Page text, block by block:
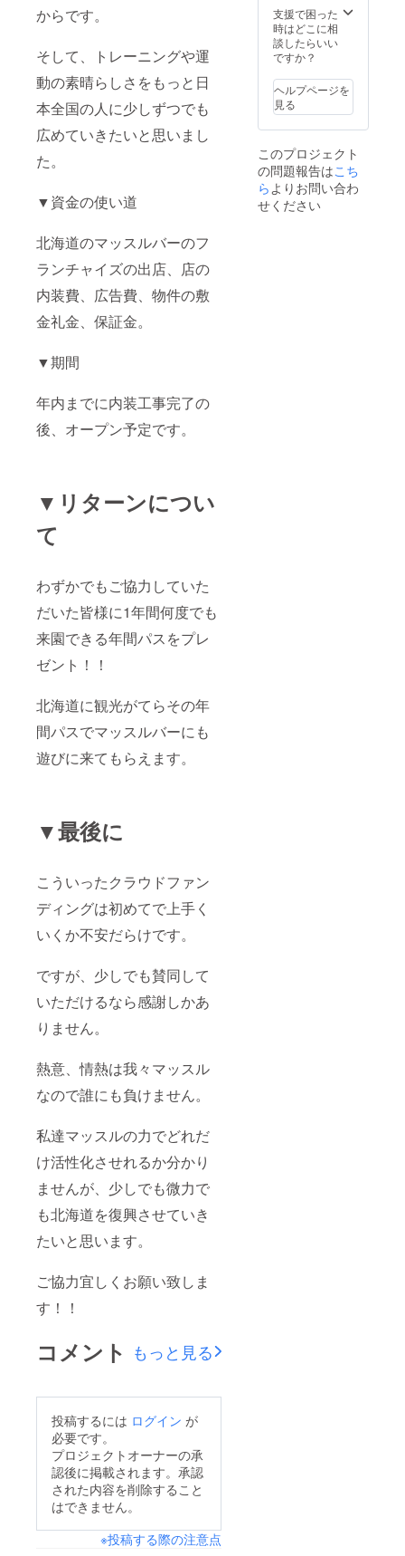
からです。
そして、トレーニングや運
動の素晴らしさをもっと日
本全国の人に少しずつでも
広めていきたいと思いまし
た。
▼資金の使い道
北海道のマッスルバーのフ
ランチャイズの出店、店の
内装費、広告費、物件の敷
金礼金、保証金。
▼期間
年内までに内装工事完了の
後、オープン予定です。
▼リターンについ
て
わずかでもご協力していた
だいた皆様に1年間何度でも
来園できる年間パスをプレ
ゼント！！
北海道に観光がてらその年
間パスでマッスルバーにも
遊びに来てもらえます。
▼最後に
こういったクラウドファン
ディングは初めてで上手く
いくか不安だらけです。
ですが、少しでも賛同して
いただけるなら感謝しかあ
りません。
熱意、情熱は我々マッスル
なので誰にも負けません。
私達マッスルの力でどれだ
け活性化させれるか分かり
ませんが、少しでも微力で
も北海道を復興させていき
たいと思います。
ご協力宜しくお願い致しま
す！！
コメント もっと見る
投稿するには ログイン が
必要です。
プロジェクトオーナーの承
認後に掲載されます。承認
された内容を削除すること
はできません。
※投稿する際の注意点
支援で困った
時はどこに相
談したらいい
ですか？
ヘルプページを
見る
このプロジェクト
の問題報告はこち
ら よりお問い合わ
せください